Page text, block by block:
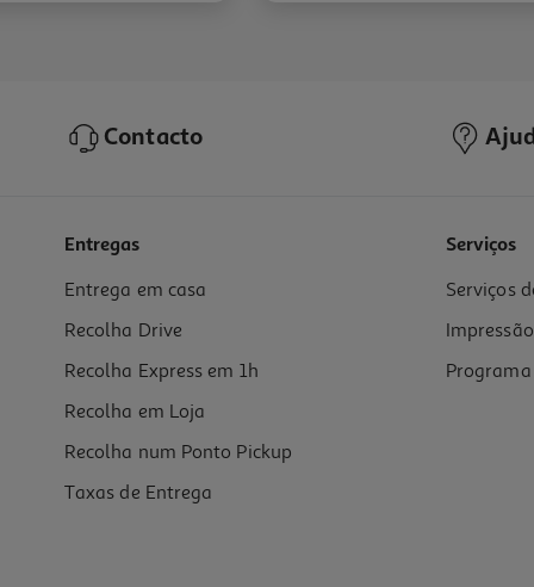
Contacto
Entregas
Entrega em casa
Recolha Drive
Recolha Express em 1h
Recolha em Loja
Recolha num Ponto Pickup
Taxas de Entrega
Serviços
Serviços